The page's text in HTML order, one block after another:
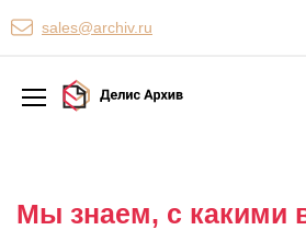
sales@archiv.ru
Персональные сервисы
Хранение документов
Мы знаем, с какими